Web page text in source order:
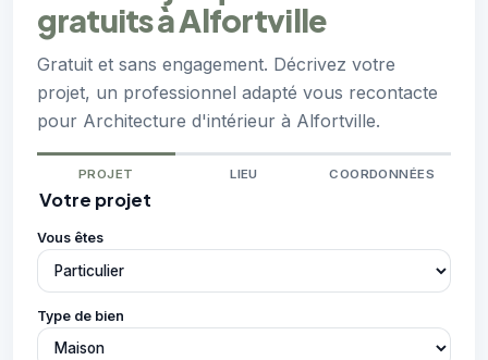
gratuits à Alfortville
Gratuit et sans engagement. Décrivez votre
projet, un professionnel adapté vous recontacte
pour Architecture d'intérieur à Alfortville.
PROJET LIEU COORDONNÉES
Votre projet
Vous êtes
Type de bien